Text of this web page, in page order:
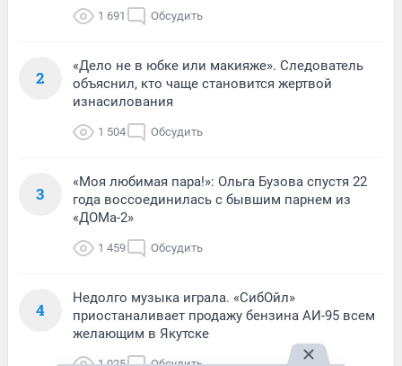
1 691 Обсудить
2
«Дело не в юбке или макияже». Следователь
объяснил, кто чаще становится жертвой
изнасилования
1 504 Обсудить
3
«Моя любимая пара!»: Ольга Бузова спустя 22
года воссоединилась с бывшим парнем из
«ДОМа-2»
1 459 Обсудить
4
Недолго музыка играла. «СибОйл»
приостаналивает продажу бензина АИ-95 всем
желающим в Якутске